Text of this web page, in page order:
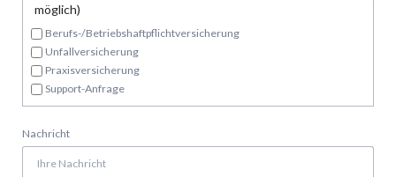
möglich)
Berufs-/Betriebshaftpflichtversicherung
Unfallversicherung
Praxisversicherung
Support-Anfrage
Nachricht